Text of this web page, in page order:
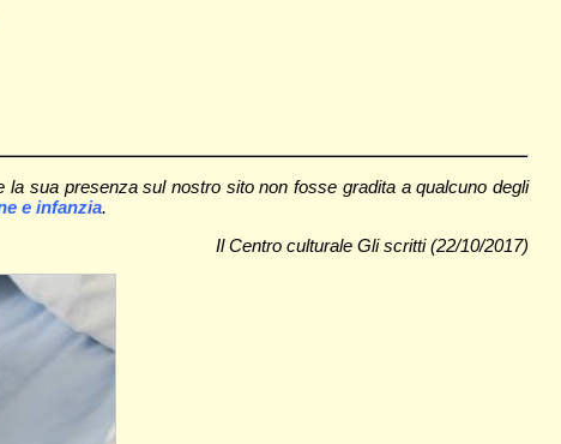
la sua presenza sul nostro sito non fosse gradita a qualcuno degli
e infanzia.
Il Centro culturale Gli scritti (22/10/2017)